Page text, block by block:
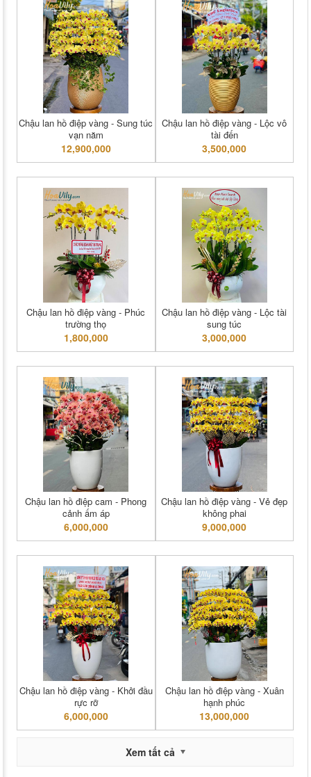
Chậu lan hồ điệp vàng - Sung túc
vạn năm
12,900,000
Chậu lan hồ điệp vàng - Lộc vô
tài đến
3,500,000
Chậu lan hồ điệp vàng - Phúc
trường thọ
1,800,000
Chậu lan hồ điệp vàng - Lộc tài
sung túc
3,000,000
Chậu lan hồ điệp cam - Phong
cảnh ấm áp
6,000,000
Chậu lan hồ điệp vàng - Vẻ đẹp
không phai
9,000,000
Chậu lan hồ điệp vàng - Khởi đầu
rực rỡ
6,000,000
Chậu lan hồ điệp vàng - Xuân
hạnh phúc
13,000,000
Xem tất cả